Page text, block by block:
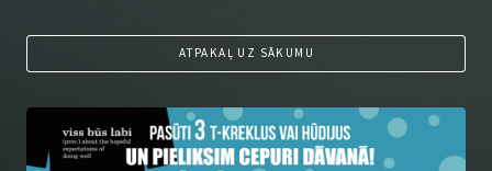
ATPAKAĻ UZ SĀKUMU